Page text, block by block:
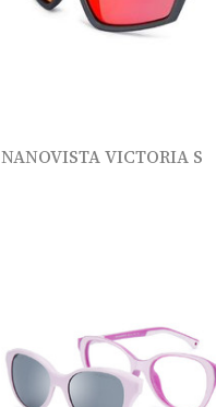
NANOVISTA VICTORIA S